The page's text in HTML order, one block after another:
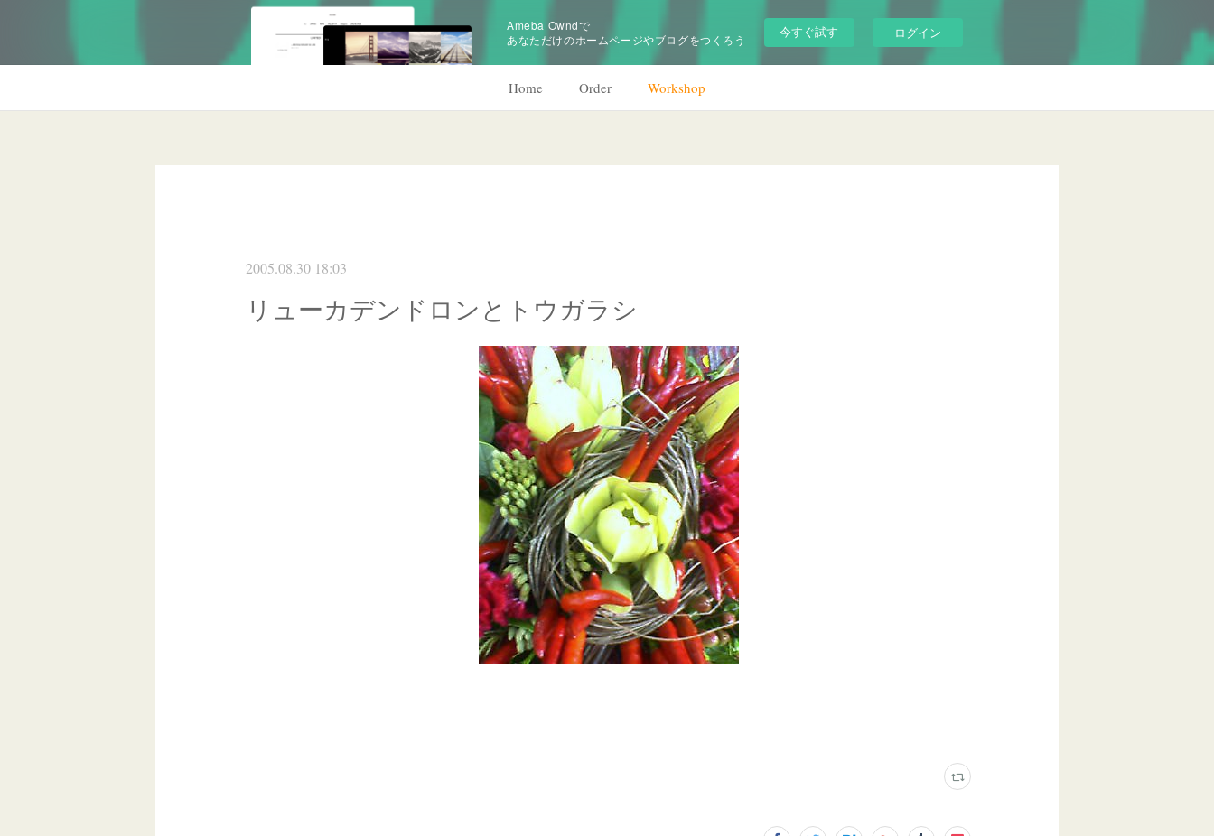
Ameba Owndで
あなただけのホームページやブログをつくろう
今すぐ試す ログイン
Home Order Workshop
2005.08.30 18:03
リューカデンドロンとトウガラシ